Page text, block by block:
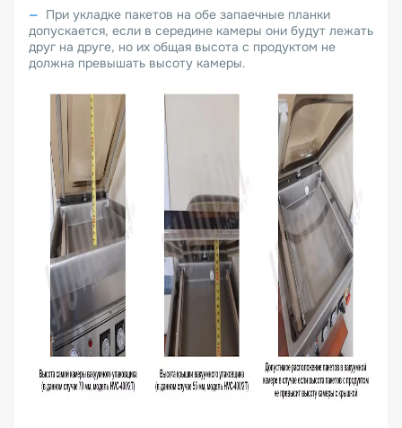
При укладке пакетов на обе запаечные планки
допускается, если в середине камеры они будут лежать
друг на друге, но их общая высота с продуктом не
должна превышать высоту камеры.